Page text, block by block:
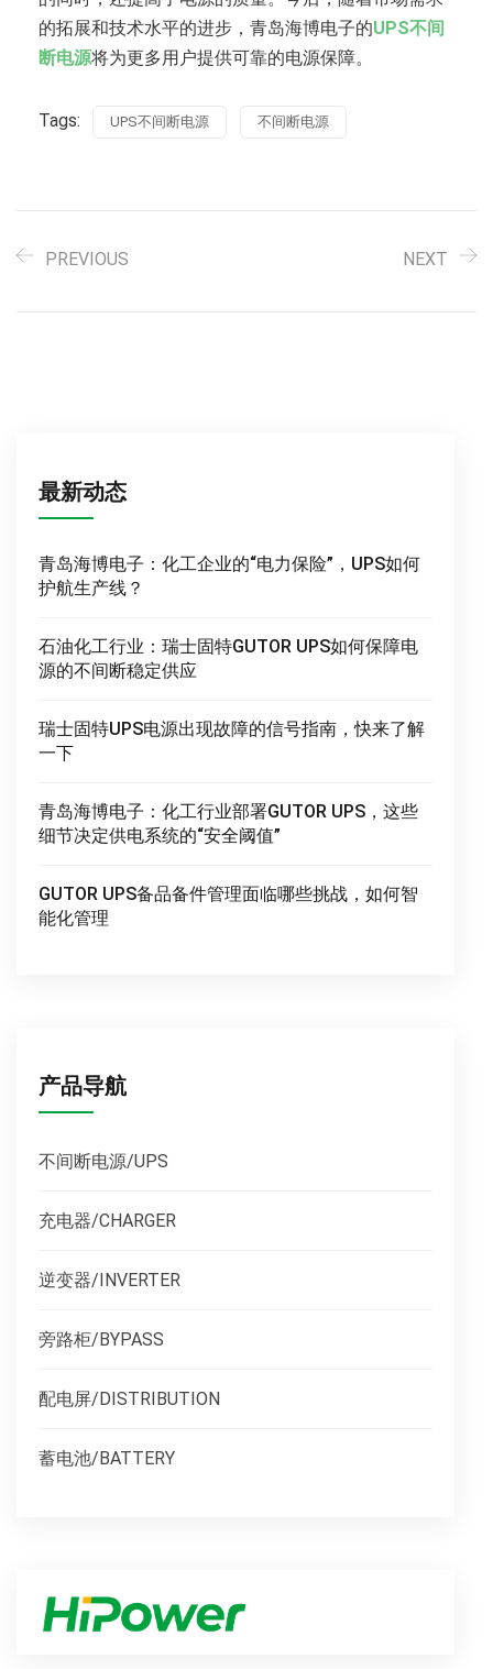
的拓展和技术水平的进步，青岛海博电子的UPS不间
断电源将为更多用户提供可靠的电源保障。
Tags: UPS不间断电源 不间断电源
PREVIOUS NEXT
最新动态
青岛海博电子：化工企业的“电力保险”，UPS如何
护航生产线？
石油化工行业：瑞士固特GUTOR UPS如何保障电
源的不间断稳定供应
瑞士固特UPS电源出现故障的信号指南，快来了解
一下
青岛海博电子：化工行业部署GUTOR UPS，这些
细节决定供电系统的“安全阈值”
GUTOR UPS备品备件管理面临哪些挑战，如何智
能化管理
产品导航
不间断电源/UPS
充电器/CHARGER
逆变器/INVERTER
旁路柜/BYPASS
配电屏/DISTRIBUTION
蓄电池/BATTERY